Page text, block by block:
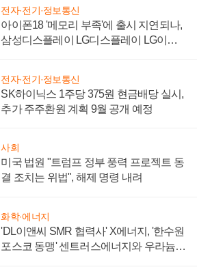
전자·전기·정보통신
아이폰18 '메모리 부족'에 출시 지연되나,
삼성디스플레이 LG디스플레이 LG이노
전자·전기·정보통신
SK하이닉스 1주당 375원 현금배당 실시,
추가 주주환원 계획 9월 공개 예정
사회
미국 법원 "트럼프 정부 풍력 프로젝트 동
결 조치는 위법", 해제 명령 내려
화학·에너지
'DL이앤씨 SMR 협력사' X에너지, '한수원
포스코 동맹' 센트러스에너지와 우라늄